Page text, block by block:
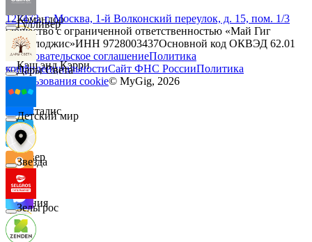
Командор
Кэш энд Кэрри
Лакталис
Левер
Линия
Гулливер
Дары Света
Детский мир
Звезда
Зельгрос
127473, г. Москва, 1-й Волконский переулок, д. 15, пом. 1/3
Общество с ограниченной ответственностью «Май Гиг
Технолоджис»ИНН 9728003437Основной код ОКВЭД 62.01
Пользовательское соглашениеПолитика
конфиденциальностиСайт ФНС РоссииПолитика
использования cookie© MyGig, 2026